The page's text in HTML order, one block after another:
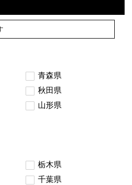
青森県
秋田県
山形県
栃木県
千葉県